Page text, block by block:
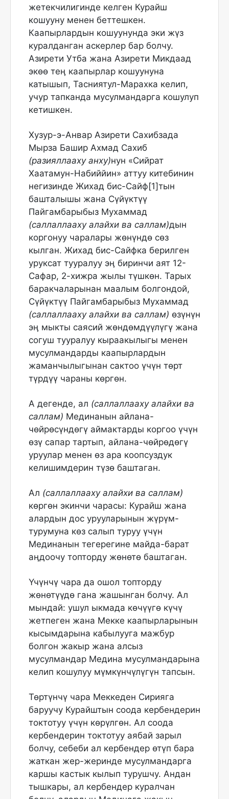
жетекчилигинде келген Курайш
кошууну менен беттешкен.
Каапырлардын кошуунунда эки жүз
куралданган аскерлер бар болчу.
Азирети Утба жана Азирети Микдаад
экөө теӊ каапырлар кошуунуна
катышып, Тасниятул-Марахка келип,
учур тапканда мусулмандарга кошулуп
кетишкен.
Хузур-э-Анвар Азирети Сахибзада
Мырза Башир Ахмад Сахиб
(разияллааху анху)нун «Сийрат
Хаатамун-Набиййин» аттуу китебинин
негизинде Жихад бис-Сайф[1]тын
башталышы жана Сүйүктүү
Пайгамбарыбыз Мухаммад
(саллаллааху алайхи ва саллам)дын
коргонуу чаралары жөнүндө сөз
кылган. Жихад бис-Сайфка берилген
уруксат тууралуу эӊ биринчи аят 12-
Сафар, 2-хижра жылы түшкөн. Тарых
баракчаларынан маалым болгондой,
Сүйүктүү Пайгамбарыбыз Мухаммад
(саллаллааху алайхи ва саллам) өзүнүн
эӊ мыкты саясий жөндөмдүүлүгү жана
согуш тууралуу кыраакылыгы менен
мусулмандарды каапырлардын
жаманчылыгынан сактоо үчүн төрт
түрдүү чараны көргөн.
А дегенде, ал (саллаллааху алайхи ва
саллам) Мединанын айлана-
чөйрөсүндөгү аймактарды коргоо үчүн
өзү сапар тартып, айлана-чөйрөдөгү
уруулар менен өз ара коопсуздук
келишимдерин түзө баштаган.
Ал (саллаллааху алайхи ва саллам)
көргөн экинчи чарасы: Курайш жана
алардын дос урууларынын жүрүм-
турумуна көз салып туруу үчүн
Мединанын тегерегине майда-барат
аӊдоочу топторду жөнөтө баштаган.
Үчүнчү чара да ошол топторду
жөнөтүүдө гана жашынган болчу. Ал
мындай: ушул ыкмада көчүүгө күчү
жетпеген жана Мекке каапырларынын
кысымдарына кабылууга мажбур
болгон жакыр жана алсыз
мусулмандар Медина мусулмандарына
келип кошулуу мүмкүнчүлүгүн тапсын.
Төртүнчү чара Меккеден Сирияга
баруучу Курайштын соода кербендерин
токтотуу үчүн көрүлгөн. Ал соода
кербендерин токтотуу аябай зарыл
болчу, себеби ал кербендер өтүп бара
жаткан жер-жеринде мусулмандарга
каршы кастык кылып турушчу. Андан
тышкары, ал кербендер куралчан